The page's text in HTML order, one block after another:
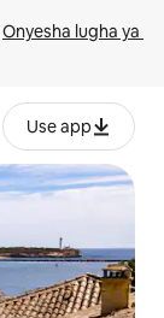
Onyesha lugha ya
Use app